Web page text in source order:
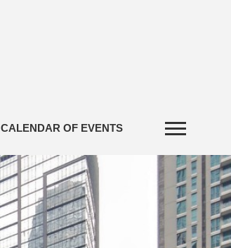
CALENDAR OF EVENTS